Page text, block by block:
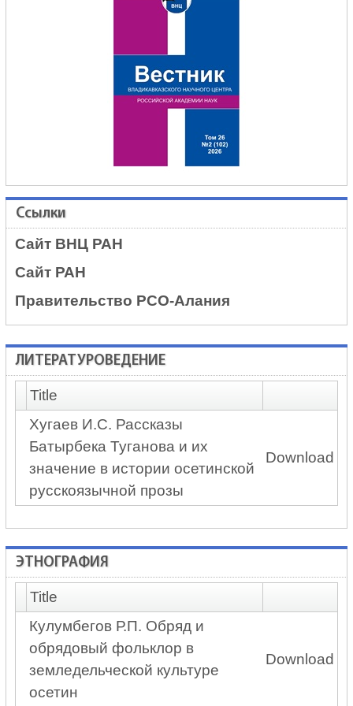
Ссылки
Сайт ВНЦ РАН
Сайт РАН
Правительство РСО-Алания
ЛИТЕРАТУРОВЕДЕНИЕ
Title
Хугаев И.С. Рассказы
Батырбека Туганова и их
значение в истории осетинской
русскоязычной прозы
Download
ЭТНОГРАФИЯ
Title
Кулумбегов Р.П. Обряд и
обрядовый фольклор в
земледельческой культуре
осетин
Download